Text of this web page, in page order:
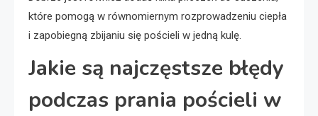
które pomogą w równomiernym rozprowadzeniu ciepła
i zapobiegną zbijaniu się pościeli w jedną kulę.
Jakie są najczęstsze błędy
podczas prania pościeli w